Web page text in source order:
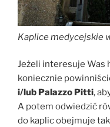
Kaplice medycejskie
Jeżeli interesuje Was
koniecznie
i/lub Palazzo Pitti,
A potem odwiedzić
do kaplic obejmuje